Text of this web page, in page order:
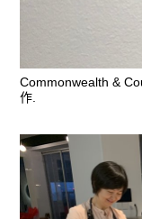
Commonwealth &
作.